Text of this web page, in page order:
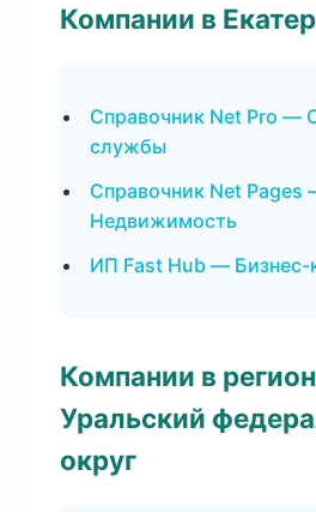
Компании в
Справочник Net Pro —
службы
Справочник Net Pages
Недвижимость
ИП Fast Hub — Бизнес-
Компании в
Уральский
округ